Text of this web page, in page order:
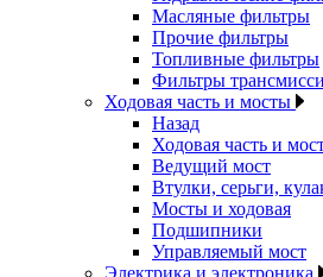
Масляные фильтры
Прочие фильтры
Топливные фильтры
Фильтры
Ходовая часть и мосты
Назад
Ходовая часть и
Ведущий мост
Втулки, серьги,
Мосты и ходовая
Подшипники
Управляемый мост
Электрика и электроника